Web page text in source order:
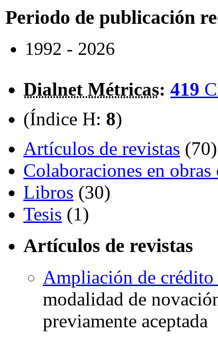
Periodo de publicación
1992 - 2026
Dialnet Métricas: 419
(Índice H: 8)
Artículos de revistas (70)
Colaboraciones en
Libros (30)
Tesis (1)
Artículos de revistas
Ampliación de
modalidad de
previamente aceptada